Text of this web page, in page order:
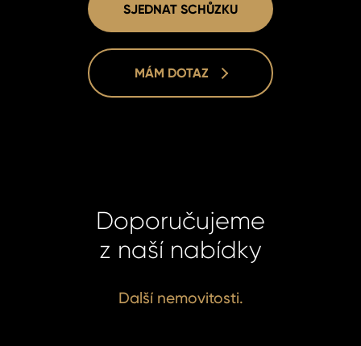
SJEDNAT SCHŮZKU
MÁM DOTAZ
Doporučujeme
z naší nabídky
Další nemovitosti.